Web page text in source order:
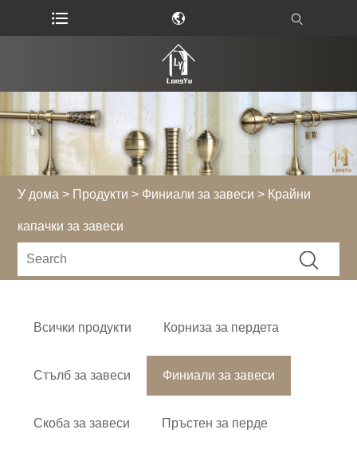
У дома > Продукти > Финиали за завеси > Крайни
капачки за завеси
Всички продукти Корниза за пердета
Стълб за завеси Финиали за завеси
Скоба за завеси Пръстен за перде